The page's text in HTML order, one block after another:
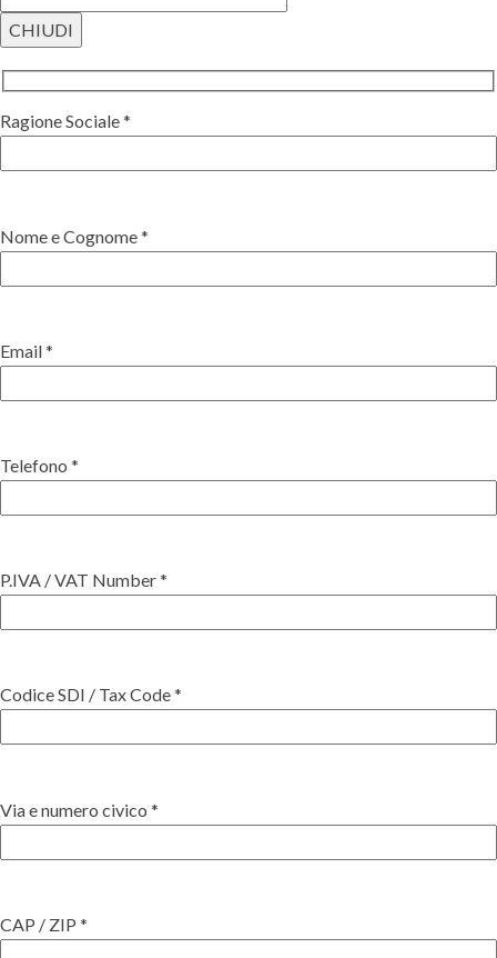
CHIUDI
Ragione Sociale *
Nome e Cognome *
Email *
Telefono *
P.IVA / VAT Number *
Codice SDI / Tax Code *
Via e numero civico *
CAP / ZIP *